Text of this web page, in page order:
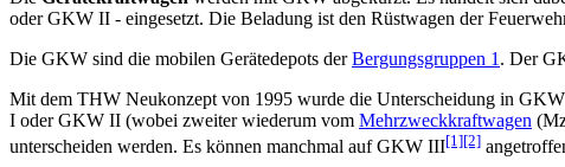
oder GKW II - eingesetzt. Die Beladung ist den Rüstwagen der
Die GKW sind die mobilen Gerätedepots derBergungsgruppen 1 . Der
Mit dem THW Neukonzept von 1995 wurde die Unterscheidung in
I oder GKW II (wobei zweiter wiederum vom Mehrzweckkraftwagen
unterscheiden werden. Es können manchmal auf GKW III[1][2]